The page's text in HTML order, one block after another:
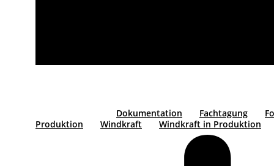
Dokumentation Fachtagung
Produktion
Windkraft Windkraft in Produktion